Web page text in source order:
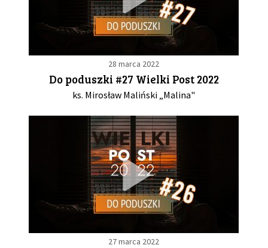
28 marca 2022
Do poduszki #27 Wielki Post 2022
ks. Mirosław Maliński „Malina"
27 marca 2022